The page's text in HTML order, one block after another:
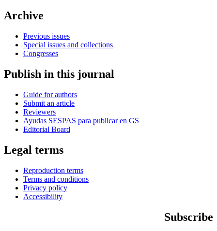
Archive
Previous issues
Special issues and collections
Congresses
Publish in this journal
Guide for authors
Submit an article
Reviewers
Ayudas SESPAS para publicar en GS
Editorial Board
Legal terms
Reproduction terms
Terms and conditions
Privacy policy
Accessibility
Subscribe